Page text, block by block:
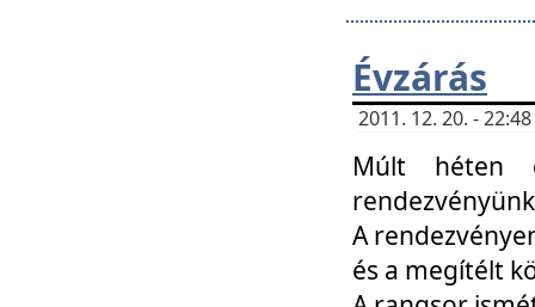
Évzárás
2011. 12. 20. -
Múlt héten
A
és a megítélt